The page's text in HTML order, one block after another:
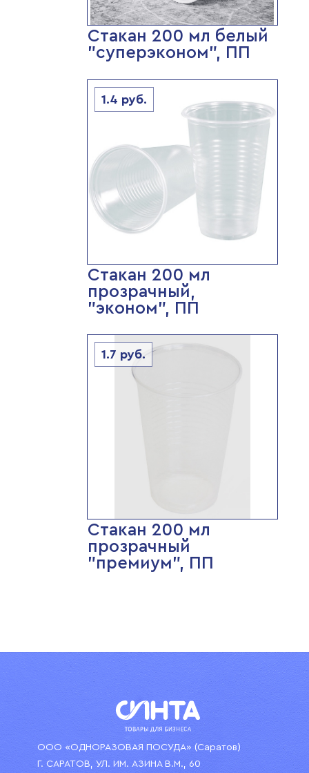
Стакан 200 мл белый
"суперэконом", ПП
1.4 руб.
Стакан 200 мл
прозрачный,
"эконом", ПП
1.7 руб.
Стакан 200 мл
прозрачный
"премиум", ПП
ООО «ОДНОРАЗОВАЯ ПОСУДА» (Саратов)
Г. САРАТОВ, УЛ. ИМ. АЗИНА В.М., 60